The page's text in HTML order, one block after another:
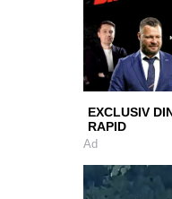
EXCLUSIV
RAPID
Ad